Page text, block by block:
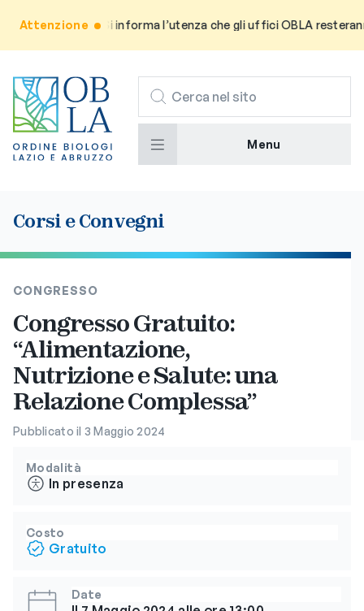
Attenzione
Avviso: Si informa l’utenza che gli uffici OBLA
CERCA
Menu
Corsi e Convegni
CONGRESSO
Congresso Gratuito:
“Alimentazione,
Nutrizione e Salute: una
Relazione Complessa”
Pubblicato il 3 Maggio 2024
Modalità
In presenza
Costo
Gratuito
Date